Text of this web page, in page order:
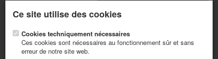
Ce site utilise des cookies
Cookies techniquement nécessaires
Ces cookies sont nécessaires au fonctionnement sûr et sans
erreur de notre site web.
S'enregistrer / Mon CALVENDO